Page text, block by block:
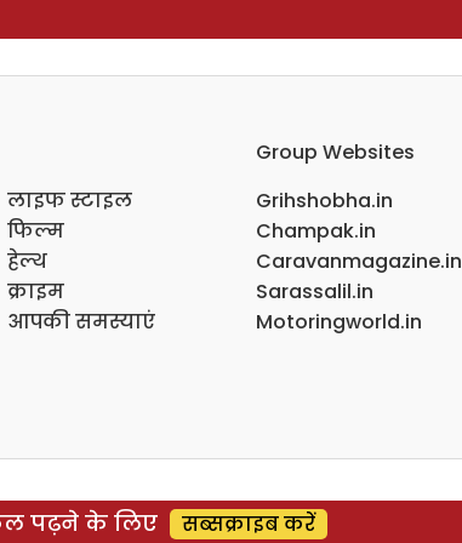
लाइफ स्टाइल
फिल्म
हेल्थ
क्राइम
आपकी समस्याएं
Group Websites
Grihshobha.in
Champak.in
Caravanmagazine.in
Sarassalil.in
Motoringworld.in
पढ़ने के लिए सब्सक्राइब करें